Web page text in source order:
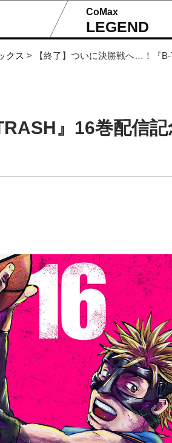
CoMax
LEGEND
クス > 【終了】ついに決勝戦へ…！『
』16巻配信